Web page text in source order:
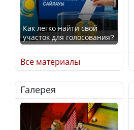
Как легко найти свой
участок для голосования?
Минтруда назвало
отрасли с самыми
высокими зарплатными
предложениями
Все материалы
Галерея